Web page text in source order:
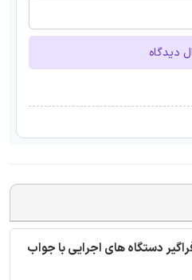
دیدگاه
دستگاه های اجرایی با جواب